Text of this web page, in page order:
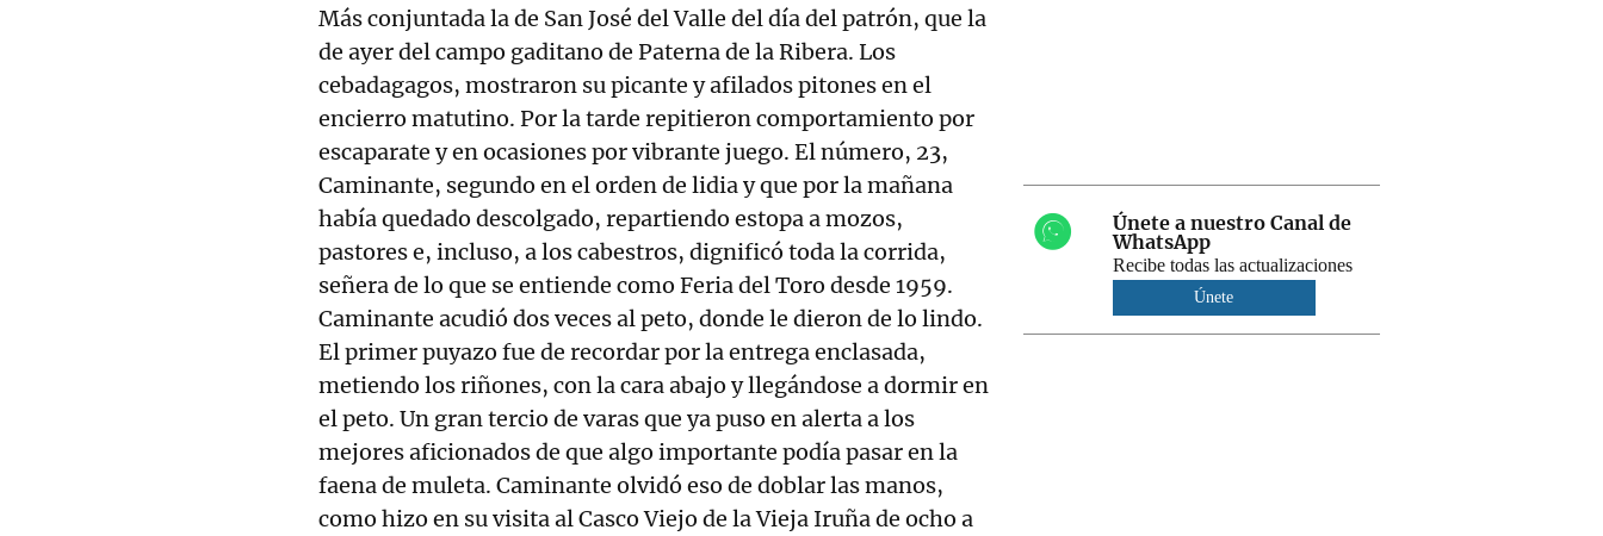
Más conjuntada la de San José del Valle del día del patrón, que la
de ayer del campo gaditano de Paterna de la Ribera. Los
cebadagagos, mostraron su picante y afilados pitones en el
encierro matutino. Por la tarde repitieron comportamiento por
escaparate y en ocasiones por vibrante juego. El número, 23,
Caminante, segundo en el orden de lidia y que por la mañana
había quedado descolgado, repartiendo estopa a mozos,
pastores e, incluso, a los cabestros, dignificó toda la corrida,
señera de lo que se entiende como Feria del Toro desde 1959.
Caminante acudió dos veces al peto, donde le dieron de lo lindo.
El primer puyazo fue de recordar por la entrega enclasada,
metiendo los riñones, con la cara abajo y llegándose a dormir en
el peto. Un gran tercio de varas que ya puso en alerta a los
mejores aficionados de que algo importante podía pasar en la
faena de muleta. Caminante olvidó eso de doblar las manos,
como hizo en su visita al Casco Viejo de la Vieja Iruña de ocho a
Únete a nuestro Canal de
WhatsApp
Recibe todas las actualizaciones
Únete